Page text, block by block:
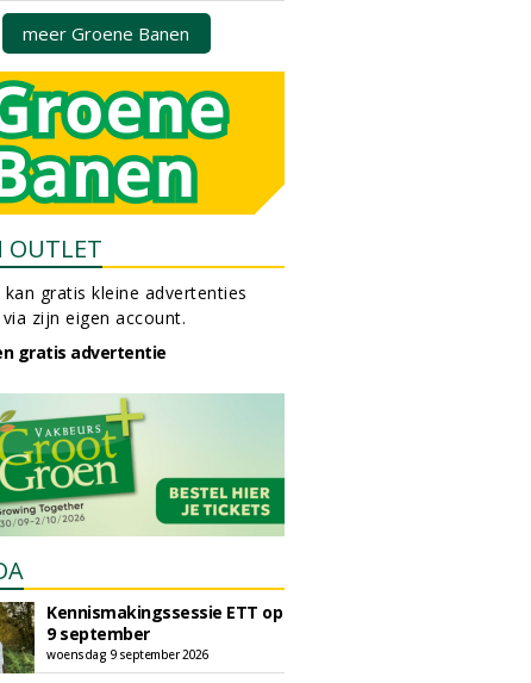
meer Groene Banen
OUTLET
kan gratis kleine advertenties
zijn eigen account.
gratis advertentie
Kennismakingssessie ETT op
9 september
woensdag 9 september 2026